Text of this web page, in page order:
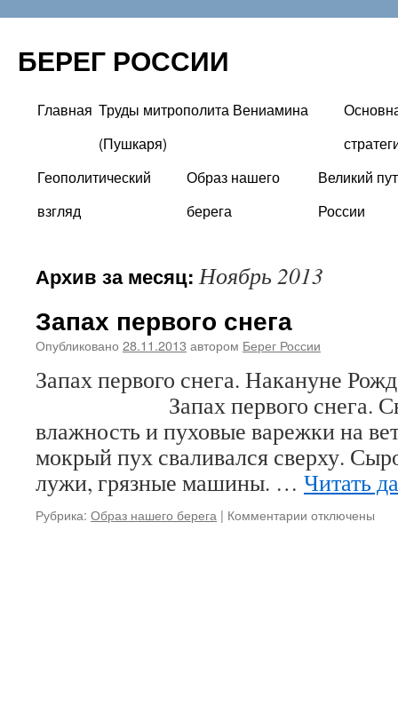
БЕРЕГ РОССИИ
Перейти
содержимому
Главная Труды митрополита Вениамина
(Пушкаря)
Геополитический
взгляд
Образ нашего
берега
Великий
России
Архив за месяц:Ноябрь 2013
Запах первого снега
Опубликовано 28.11.2013 автором Берег России
Запах первого снега. Накануне
Запах первого снега.
влажность и пуховые варежки на
мокрый пух сваливался сверху.
лужи, грязные машины. … Читать
Рубрика: Образ нашего берега | Комментарии котключены